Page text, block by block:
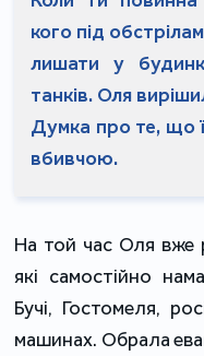
кого під
лишати у
танків. Оля
Думка про те, що
вбивчою.
На той час Оля вже
які самостійно
Бучі, Гостомеля,
машинах. Обрала